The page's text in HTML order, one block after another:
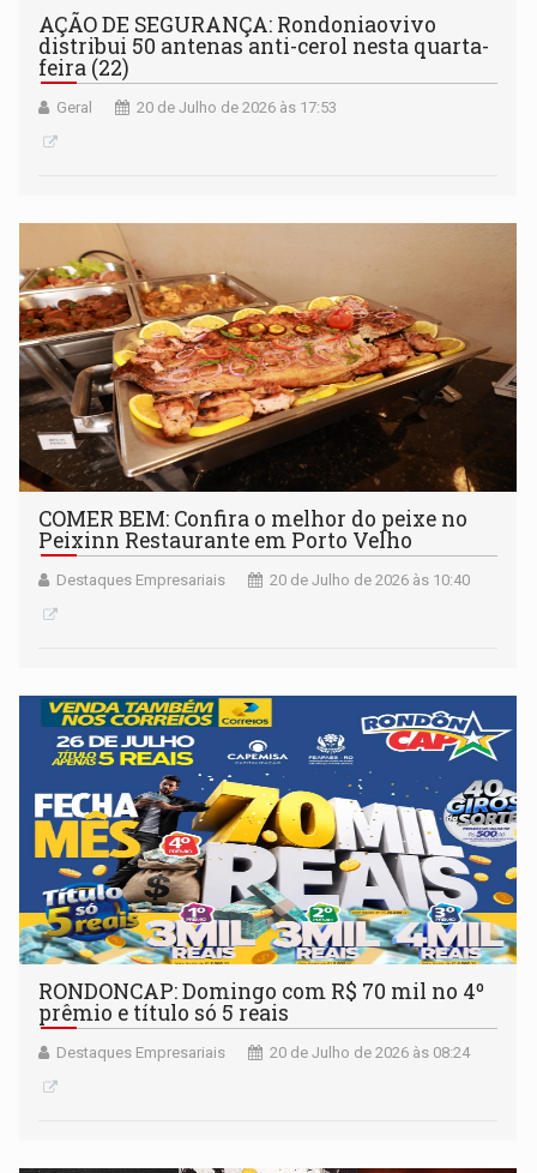
AÇÃO DE SEGURANÇA: Rondoniaovivo
distribui 50 antenas anti-cerol nesta quarta-
feira (22)
Geral 20 de Julho de 2026 às 17:53
COMER BEM: Confira o melhor do peixe no
Peixinn Restaurante em Porto Velho
Destaques Empresariais 20 de Julho de 2026 às 10:40
RONDONCAP: Domingo com R$ 70 mil no 4º
prêmio e título só 5 reais
Destaques Empresariais 20 de Julho de 2026 às 08:24